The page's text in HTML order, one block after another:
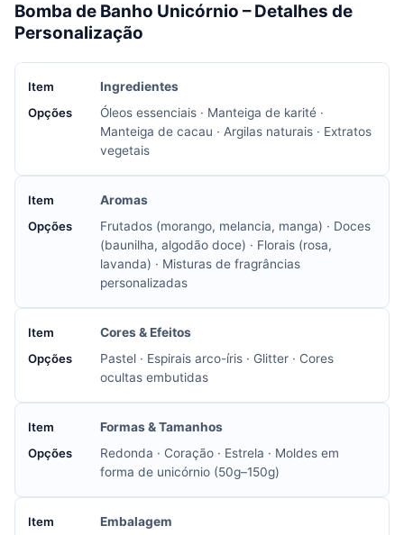
Bomba de Banho Unicórnio – Detalhes de
Personalização
Ingredientes
Óleos essenciais · Manteiga de karité ·
Manteiga de cacau · Argilas naturais · Extratos
vegetais
Aromas
Frutados (morango, melancia, manga) · Doces
(baunilha, algodão doce) · Florais (rosa,
lavanda) · Misturas de fragrâncias
personalizadas
Cores & Efeitos
Pastel · Espirais arco-íris · Glitter · Cores
ocultas embutidas
Formas & Tamanhos
Redonda · Coração · Estrela · Moldes em
forma de unicórnio (50g–150g)
Embalagem